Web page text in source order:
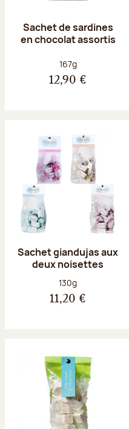
Sachet de sardines
en chocolat assortis
Poids net :
167g
12,90 €
Sachet giandujas aux
deux noisettes
Poids net :
130g
11,20 €